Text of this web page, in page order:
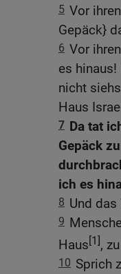
5 Vor
Gepäck}
6 Vor
es
nicht
Haus
7 Da tat
Gepäck
ich es
8 Und
9
Haus[1],
10 Sprich